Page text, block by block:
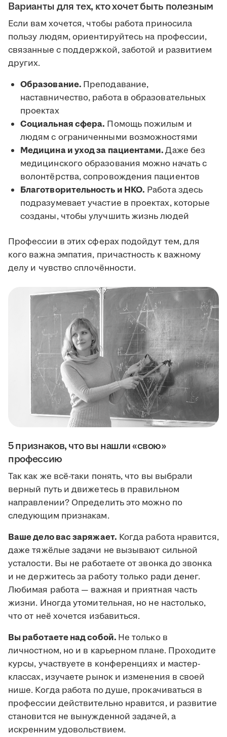
Варианты для тех, кто хочет быть полезным
Если вам хочется, чтобы работа приносила
пользу людям, ориентируйтесь на профессии,
связанные с поддержкой, заботой и развитием
других.
Образование. Преподавание,
наставничество, работа в образовательных
проектах
Социальная сфера. Помощь пожилым и
людям с ограниченными возможностями
Медицина и уход за пациентами.Даже без
медицинского образования можно начать с
волонтёрства, сопровождения пациентов
Благотворительность и НКО. Работа здесь
подразумевает участие в проектах, которые
созданы, чтобы улучшить жизнь людей
Профессии в этих сферах подойдут тем, для
кого важна эмпатия, причастность к важному
делу и чувство сплочённости.
5 признаков, что вы нашли «свою»
профессию
Так как же всё-таки понять, что вы выбрали
верный путь и движетесь в правильном
направлении? Определить это можно по
следующим признакам.
Ваше дело вас заряжает. Когда работа нравится,
даже тяжёлые задачи не вызывают сильной
усталости. Вы не работаете от звонка до звонка
и не держитесь за работу только ради денег.
Любимая работа — важная и приятная часть
жизни. Иногда утомительная, но не настолько,
что от неё хочется избавиться.
Вы работаете над собой. Не только в
личностном, но и в карьерном плане. Проходите
курсы, участвуете в конференциях и мастер-
классах, изучаете рынок и изменения в своей
нише. Когда работа по душе, прокачиваться в
профессии действительно нравится, и развитие
становится не вынужденной задачей, а
искренним удовольствием.